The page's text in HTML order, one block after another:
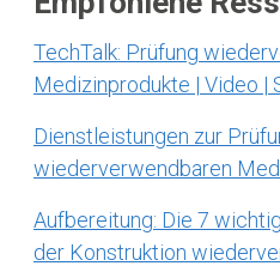
TechTalk: Prüfung
Medizinprodukte | Video |
Dienstleistungen zur
wiederverwendbaren
Aufbereitung: Die 7
der Konstruktion